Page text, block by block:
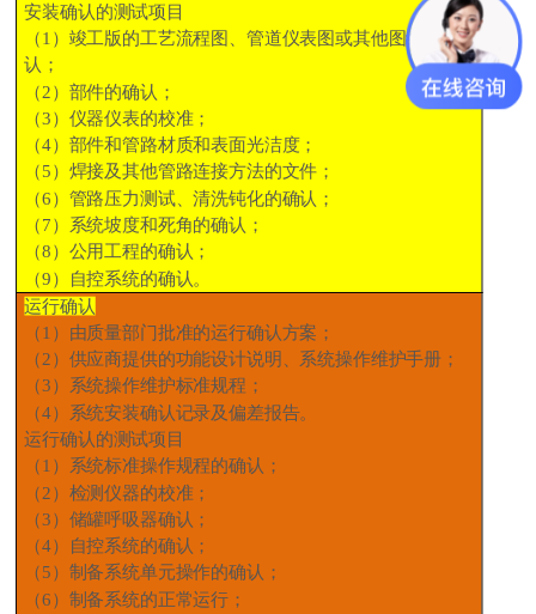
安装确认的测试项目
（1 ）竣工版的工艺流程图、管道仪表图或其他图纸的确
认；
（2）部件的确认；
（3）仪器仪表的校准；
（4）部件和管路材质和表面光洁度；
（5）焊接及其他管路连接方法的文件；
（6）管路压力测试、清洗钝化的确认；
（7）系统坡度和死角的确认；
（8）公用工程的确认；
（9）自控系统的确认。
运行确认
（1 ）由质量部门批准的运行确认方案；
（2）供应商提供的功能设计说明、系统操作维护手册；
（3）系统操作维护标准规程；
（4）系统安装确认记录及偏差报告。
运行确认的测试项目
（1 ）系统标准操作规程的确认；
（2）检测仪器的校准；
（3）储罐呼吸器确认；
（4）自控系统的确认；
（5）制备系统单元操作的确认；
（6）制备系统的正常运行；